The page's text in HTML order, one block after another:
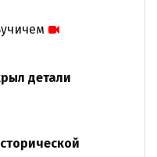
детали